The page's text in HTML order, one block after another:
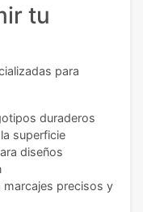
tu
para
duraderos
superficie
diseños
marcajes precisos y